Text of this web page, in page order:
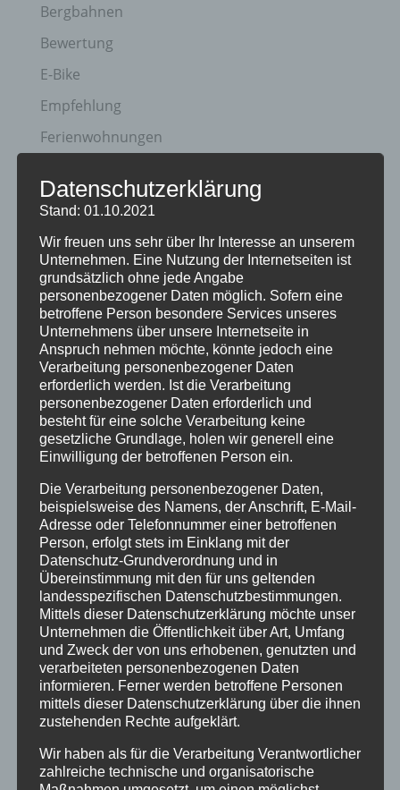
Bergbahnen
Bewertung
E-Bike
Empfehlung
Ferienwohnungen
Gäste
Haus Partale
Info
Oberstdorf
Stellenangebot
Traveller Review Award
Urlaub
Veranstaltungstipp
Wintersport
Bei uns…
BERGBAHN UNLIMITED
Ausgezeichnet von KAYAK
Datenschutzerklärung
Stand: 01.10.2021
Wir freuen uns sehr über Ihr Interesse an unserem
Unternehmen. Eine Nutzung der Internetseiten ist
grundsätzlich ohne jede Angabe
personenbezogener Daten möglich. Sofern eine
betroffene Person besondere Services unseres
Unternehmens über unsere Internetseite in
Anspruch nehmen möchte, könnte jedoch eine
Verarbeitung personenbezogener Daten
erforderlich werden. Ist die Verarbeitung
personenbezogener Daten erforderlich und
besteht für eine solche Verarbeitung keine
gesetzliche Grundlage, holen wir generell eine
Einwilligung der betroffenen Person ein.
Die Verarbeitung personenbezogener Daten,
beispielsweise des Namens, der Anschrift, E-Mail-
Adresse oder Telefonnummer einer betroffenen
Person, erfolgt stets im Einklang mit der
Datenschutz-Grundverordnung und in
Übereinstimmung mit den für uns geltenden
landesspezifischen Datenschutzbestimmungen.
Mittels dieser Datenschutzerklärung möchte unser
Unternehmen die Öffentlichkeit über Art, Umfang
und Zweck der von uns erhobenen, genutzten und
verarbeiteten personenbezogenen Daten
informieren. Ferner werden betroffene Personen
mittels dieser Datenschutzerklärung über die ihnen
zustehenden Rechte aufgeklärt.
Wir haben als für die Verarbeitung Verantwortlicher
zahlreiche technische und organisatorische